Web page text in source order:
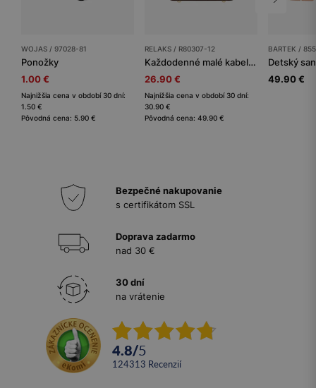
WOJAS / 97028-81
Ponožky
1.00 €
Najnižšia cena v období 30 dní:
1.50 €
Pôvodná cena: 5.90 €
RELAKS / R80307-12
Každodenné malé kabelky dámske RELAKS
26.90 €
Najnižšia cena v období 30 dní:
30.90 €
Pôvodná cena: 49.90 €
BARTEK /
Detský
49.90 €
Bezpečné nakupovanie
s certifikátom SSL
Doprava zadarmo
nad 30 €
30 dní
na vrátenie
4.8/5
124313 recenzií